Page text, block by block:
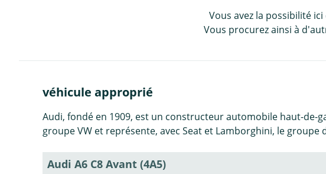
Vous avez la possibilité
Vous procurez ainsi à
véhicule approprié
Audi, fondé en 1909, est un constructeur automobile haut-de-
groupe VW et représente, avec Seat et Lamborghini, le
Audi A6 C8 Avant (4A5)